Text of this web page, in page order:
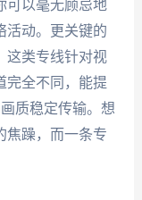
可以毫无顾忌地
活动。更关键的
这类专线针对视
完全不同，能提
质稳定传输。想
焦躁，而一条专